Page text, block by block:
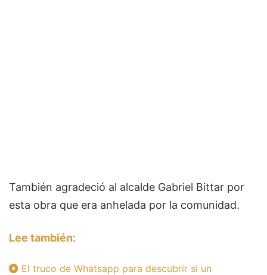
También agradeció al alcalde Gabriel Bittar por
esta obra que era anhelada por la comunidad.
Lee también:
El truco de Whatsapp para descubrir si un